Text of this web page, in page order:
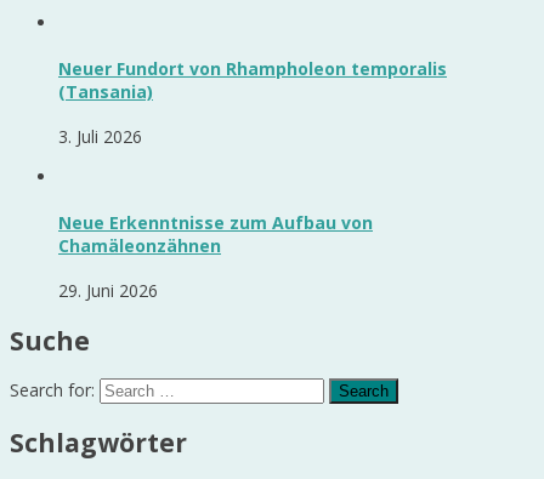
Neuer Fundort von Rhampholeon temporalis
(Tansania)
3. Juli 2026
Neue Erkenntnisse zum Aufbau von
Chamäleonzähnen
29. Juni 2026
Suche
Search for:
Schlagwörter